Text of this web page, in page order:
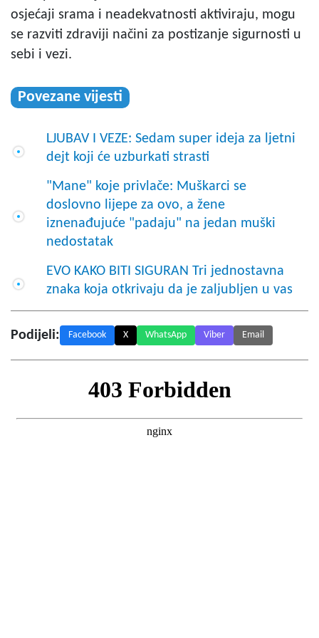
osjećaji srama i neadekvatnosti aktiviraju, mogu
se razviti zdraviji načini za postizanje sigurnosti u
sebi i vezi.
Povezane vijesti
LJUBAV I VEZE: Sedam super ideja za ljetni
dejt koji će uzburkati strasti
"Mane" koje privlače: Muškarci se
doslovno lijepe za ovo, a žene
iznenađujuće "padaju" na jedan muški
nedostatak
EVO KAKO BITI SIGURAN Tri jednostavna
znaka koja otkrivaju da je zaljubljen u vas
Podijeli: Facebook X WhatsApp Viber Email